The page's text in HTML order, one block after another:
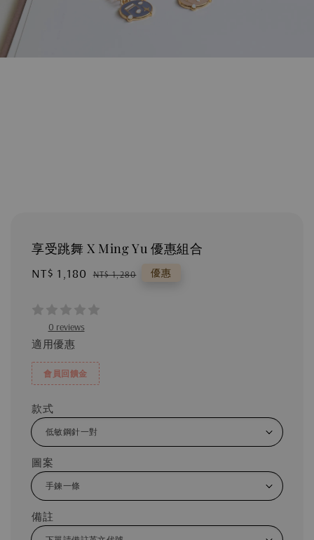
享受跳舞 X Ming Yu 優惠組合
Sale
NT$ 1,180 Regular
NT$ 1,280 優惠
0 reviews
適用優惠
會員回饋金
款式
圖案
備註